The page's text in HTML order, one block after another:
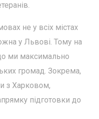
не у всіх містах
у Львові. Тому на
ми максимально
громад. Зокрема,
з Харковом,
підготовки до